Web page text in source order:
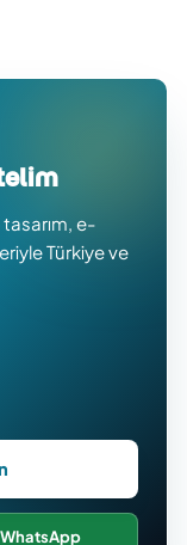
e-
Türkiye ve
WhatsApp